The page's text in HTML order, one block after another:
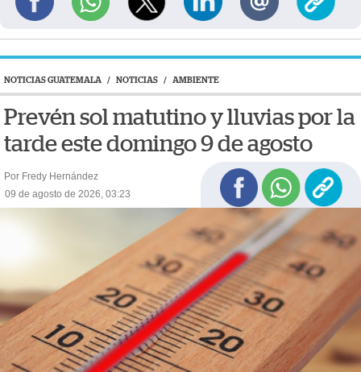
NOTICIAS GUATEMALA / NOTICIAS / AMBIENTE
Prevén sol matutino y lluvias por la
tarde este domingo 9 de agosto
Por Fredy Hernández
09 de agosto de 2026, 03:23